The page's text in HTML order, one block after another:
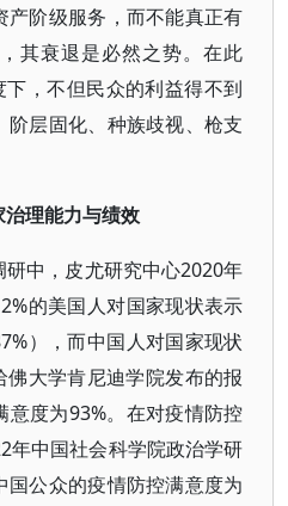
阶级服务，而不能真正有
其衰退是必然之势。在此
下，不但民众的利益得不到
层固化、种族歧视、枪支
理能力与绩效
中，皮尤研究中心2020年
的美国人对国家现状表示
），而中国人对国家现状
佛大学肯尼迪学院发布的报
度为93%。在对疫情防控
年中国社会科学院政治学研
国公众的疫情防控满意度为